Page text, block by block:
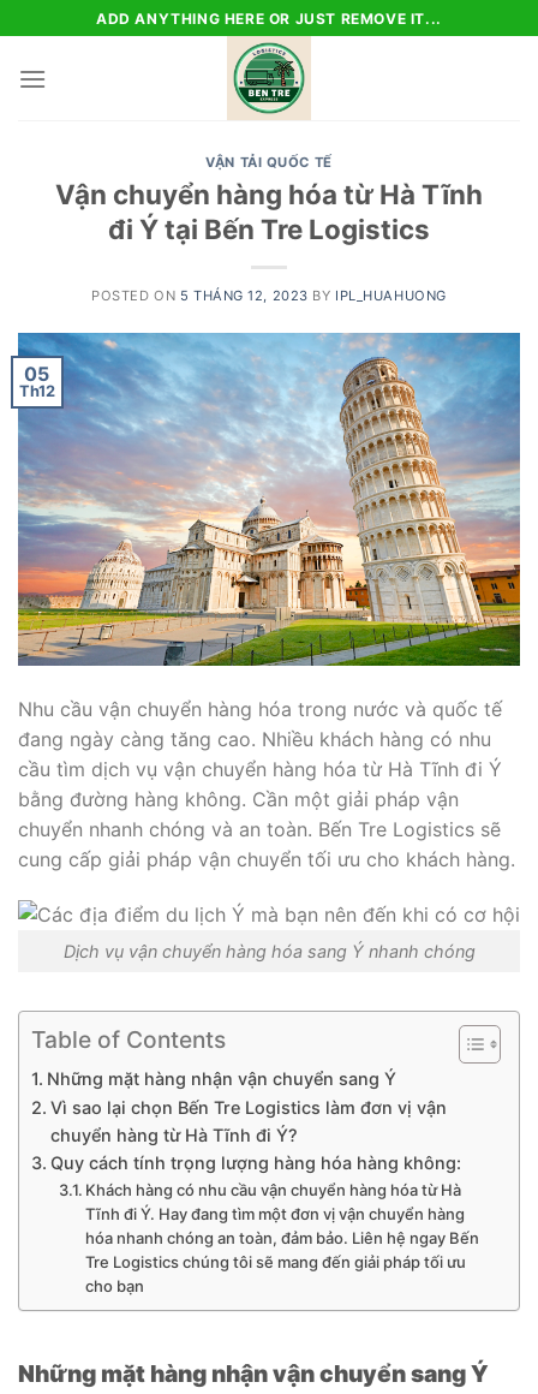
to
content
ADD ANYTHING HERE OR JUST REMOVE IT...
VẬN TẢI QUỐC TẾ
Vận chuyển hàng hóa từ Hà Tĩnh
đi Ý tại Bến Tre Logistics
POSTED ON 5 THÁNG 12, 2023 BY IPL_HUAHUONG
05
Th12
Nhu cầu vận chuyển hàng hóa trong nước và quốc tế
đang ngày càng tăng cao. Nhiều khách hàng có nhu
cầu tìm dịch vụ vận chuyển hàng hóa từ Hà Tĩnh đi Ý
bằng đường hàng không. Cần một giải pháp vận
chuyển nhanh chóng và an toàn. Bến Tre Logistics sẽ
cung cấp giải pháp vận chuyển tối ưu cho khách hàng.
Dịch vụ vận chuyển hàng hóa sang Ý nhanh chóng
Table of Contents
Những mặt hàng nhận vận chuyển sang Ý
Vì sao lại chọn Bến Tre Logistics làm đơn vị vận
chuyển hàng từ Hà Tĩnh đi Ý?
Quy cách tính trọng lượng hàng hóa hàng không:
Khách hàng có nhu cầu vận chuyển hàng hóa từ Hà
Tĩnh đi Ý. Hay đang tìm một đơn vị vận chuyển hàng
hóa nhanh chóng an toàn, đảm bảo. Liên hệ ngay Bến
Tre Logistics chúng tôi sẽ mang đến giải pháp tối ưu
cho bạn
Những mặt hàng nhận vận chuyển sang Ý